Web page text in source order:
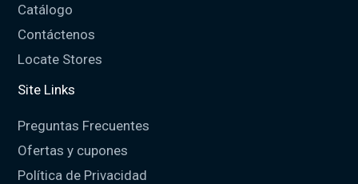
Catálogo
Contáctenos
Locate Stores
Site Links
Preguntas Frecuentes
Ofertas y cupones
Política de Privacidad